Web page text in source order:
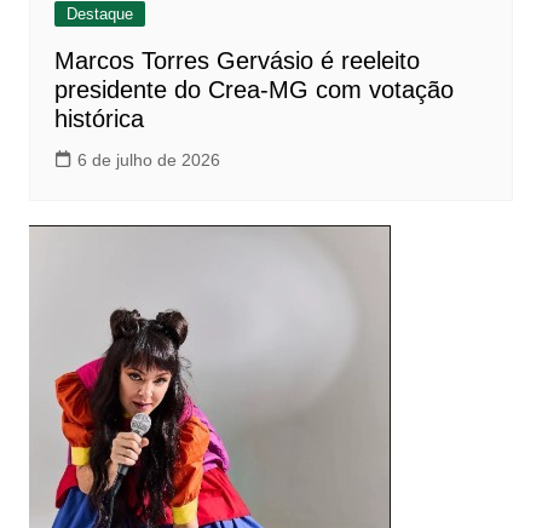
Destaque
Marcos Torres Gervásio é reeleito
presidente do Crea-MG com votação
histórica
6 de julho de 2026